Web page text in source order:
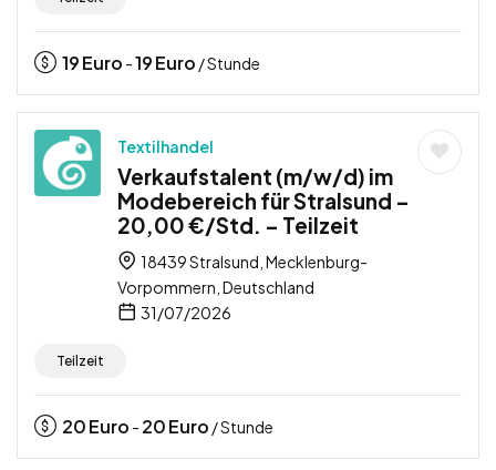
19Euro -19Euro / Stunde
Textilhandel
Verkaufstalent (m/w/d) im
Modebereich für Stralsund –
20,00 €/Std. – Teilzeit
18439 Stralsund, Mecklenburg-
Vorpommern, Deutschland
31/07/2026
Teilzeit
20Euro - 20Euro / Stunde